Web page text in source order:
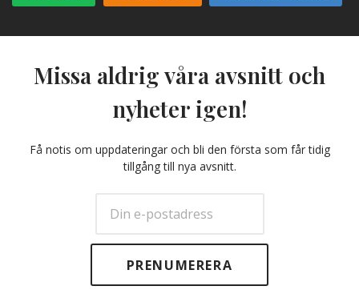
Missa aldrig våra avsnitt och
nyheter igen!
Få notis om uppdateringar och bli den första som får tidig
tillgång till nya avsnitt.